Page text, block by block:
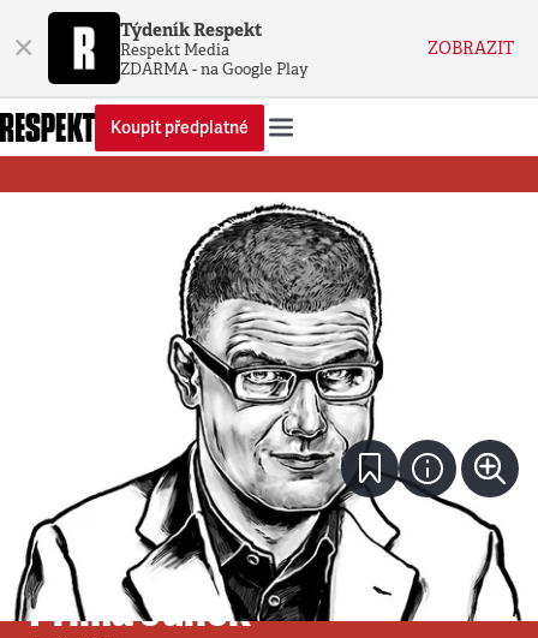
× Týdeník Respekt
Respekt Media
ZDARMA - na Google Play
ZOBRAZIT
Koupit předplatné
Komentář 28. 10. 1996•4minuty
Prima Junek